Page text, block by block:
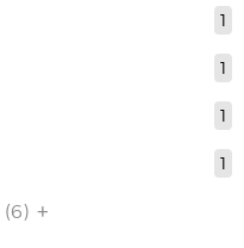
1
1
1
1
(6)